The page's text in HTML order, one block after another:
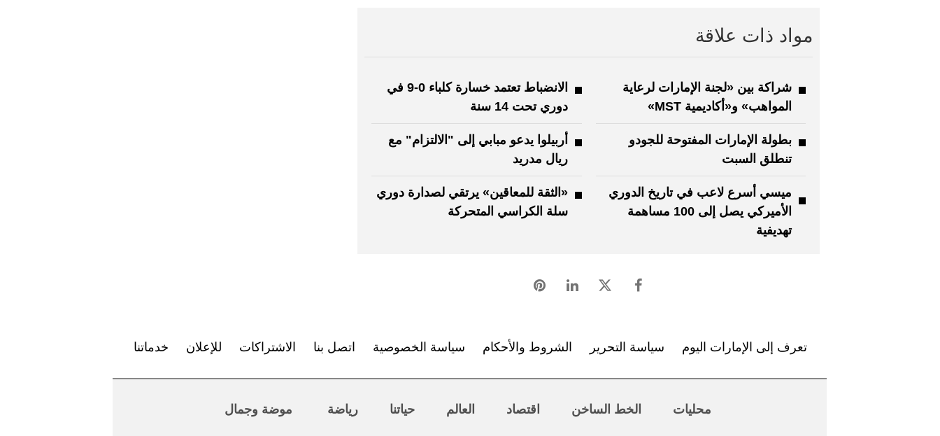
مواد ذات علاقة
شراكة بين «لجنة الإمارات لرعاية
المواهب» و«أكاديمية MST»
الانضباط تعتمد خسارة كلباء 0-9 في
دوري تحت 14 سنة
بطولة الإمارات المفتوحة للجودو
تنطلق السبت
أربيلوا يدعو مبابي إلى "الالتزام" مع
ريال مدريد
ميسي أسرع لاعب في تاريخ ​الدوري
الأميركي ‌يصل إلى 100 مساهمة
تهديفية
«الثقة للمعاقين» يرتقي لصدارة دوري
سلة الكراسي المتحركة
تعرف إلى الإمارات اليوم سياسة التحرير الشروط والأحكام سياسة الخصوصية اتصل بنا الاشتراكات للإعلان خدماتنا
محليات الخط الساخن اقتصاد العالم حياتنا رياضة موضة وجمال